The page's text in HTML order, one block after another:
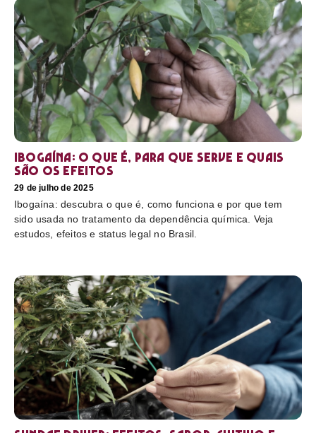
Ibogaína: o que é, para que serve e quais
são os efeitos
29 de julho de 2025
Ibogaína: descubra o que é, como funciona e por que tem
sido usada no tratamento da dependência química. Veja
estudos, efeitos e status legal no Brasil.